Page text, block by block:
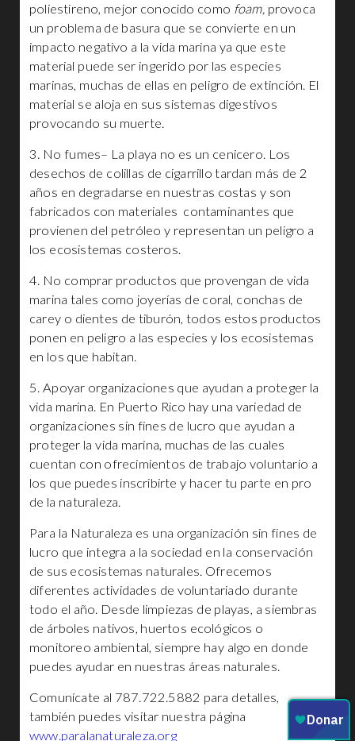
poliestireno, mejor conocido como foam, provoca
un problema de basura que se convierte en un
impacto negativo a la vida marina ya que este
material puede ser ingerido por las especies
marinas, muchas de ellas en peligro de extinción. El
material se aloja en sus sistemas digestivos
provocando su muerte.
3. No fumes– La playa no es un cenicero. Los
desechos de colillas de cigarrillo tardan más de 2
años en degradarse en nuestras costas y son
fabricados con materiales contaminantes que
provienen del petróleo y representan un peligro a
los ecosistemas costeros.
4. No comprar productos que provengan de vida
marina tales como joyerías de coral, conchas de
carey o dientes de tiburón, todos estos productos
ponen en peligro a las especies y los ecosistemas
en los que habitan.
5. Apoyar organizaciones que ayudan a proteger la
vida marina. En Puerto Rico hay una variedad de
organizaciones sin fines de lucro que ayudan a
proteger la vida marina, muchas de las cuales
cuentan con ofrecimientos de trabajo voluntario a
los que puedes inscribirte y hacer tu parte en pro
de la naturaleza.
Para la Naturaleza es una organización sin fines de
lucro que integra a la sociedad en la conservación
de sus ecosistemas naturales. Ofrecemos
diferentes actividades de voluntariado durante
todo el año. Desde limpiezas de playas, a siembras
de árboles nativos, huertos ecológicos o
monitoreo ambiental, siempre hay algo en donde
puedes ayudar en nuestras áreas naturales.
Comunícate al 787.722.5882 para detalles,
también puedes visitar nuestra página
www.paralanaturaleza.org